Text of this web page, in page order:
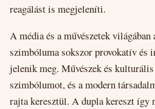
reagálást is megjeleníti.
A média és a művészetek világában
szimbóluma sokszor provokatív és
jelenik meg. Művészek és
szimbólumot, és a modern
rajta keresztül. A dupla kereszt így